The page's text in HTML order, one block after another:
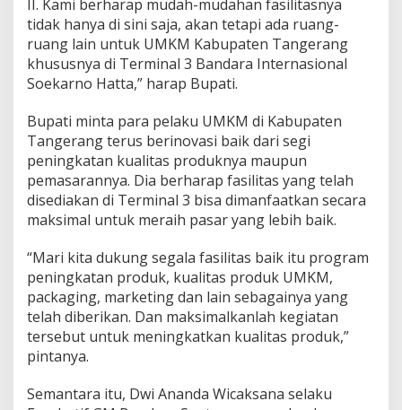
a
t
i
v
e
s
t
v
a
d
B
a
n
d
a
r
II. Kami berharap mudah-mudahan fasilitasnya
tidak hanya di sini saja, akan tetapi ada ruang-
ruang lain untuk UMKM Kabupaten Tangerang
khususnya di Terminal 3 Bandara Internasional
Soekarno Hatta,” harap Bupati.
Bupati minta para pelaku UMKM di Kabupaten
Tangerang terus berinovasi baik dari segi
peningkatan kualitas produknya maupun
pemasarannya. Dia berharap fasilitas yang telah
disediakan di Terminal 3 bisa dimanfaatkan secara
maksimal untuk meraih pasar yang lebih baik.
“Mari kita dukung segala fasilitas baik itu program
peningkatan produk, kualitas produk UMKM,
packaging, marketing dan lain sebagainya yang
telah diberikan. Dan maksimalkanlah kegiatan
tersebut untuk meningkatkan kualitas produk,”
pintanya.
Semantara itu, Dwi Ananda Wicaksana selaku